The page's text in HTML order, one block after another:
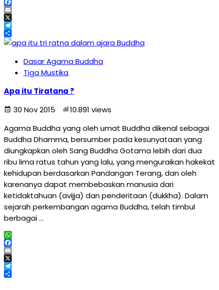
Facebook
Email
X
Telegram
Share
Dasar Agama Buddha
Tiga Mustika
Apa itu Tiratana ?
30 Nov 2015
10.891 views
Agama Buddha yang oleh umat Buddha dikenal sebagai
Buddha Dhamma, bersumber pada kesunyataan yang
diungkapkan oleh Sang Buddha Gotama lebih dari dua
ribu lima ratus tahun yang lalu, yang menguraikan hakekat
kehidupan berdasarkan Pandangan Terang, dan oleh
karenanya dapat membebaskan manusia dari
ketidaktahuan (avijja) dan penderitaan (dukkha). Dalam
sejarah perkembangan agama Buddha, telah timbul
berbagai …
WhatsApp
Facebook
Email
X
Telegram